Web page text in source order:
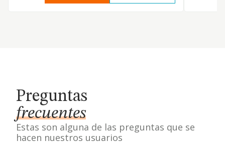
Preguntas
frecuentes
Estas son alguna de las preguntas que se
hacen nuestros usuarios